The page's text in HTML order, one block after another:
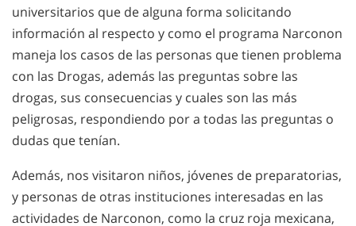
universitarios que de alguna forma solicitando
información al respecto y como el programa Narconon
maneja los casos de las personas que tienen problema
con las Drogas, además las preguntas sobre las
drogas, sus consecuencias y cuales son las más
peligrosas, respondiendo por a todas las preguntas o
dudas que tenían.
Además, nos visitaron niños, jóvenes de preparatorias,
y personas de otras instituciones interesadas en las
actividades de Narconon, como la cruz roja mexicana,